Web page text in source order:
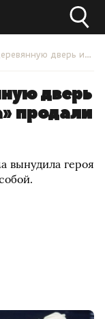
Знаменитую деревянную дверь из финала «Титаника» продали за $718 тысяч
дверь
продали
вынудила героя